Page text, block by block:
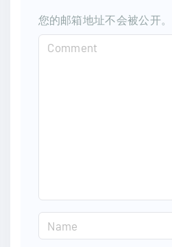
您的邮箱地址不会被公开。
a